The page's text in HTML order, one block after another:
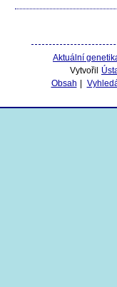
Aktuální
Vytvořil
Obsah